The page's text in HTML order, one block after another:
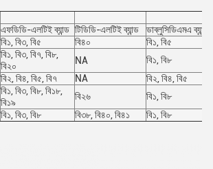
এফডিডি-এলটিই ব্যান্ড টিডিডি-এলটিই ব্যান্ড
ডাব্লুসিডিএমএ ব্যান্ড
বি১, বি৩, বি৫ বি৪০
বি১, বি৫
বি১, বি৩, বি৭, বি৮,
বি২০
NA
বি১, বি৮
বি২, বি৪, বি৫, বি৭ NA
বি২, বি৪, বি৫
বি১, বি৩, বি৮, বি১৮,
বি১৯
বি২৬
বি১, বি৮
বি১, বি৩, বি৮ বি৩৮, বি৪০, বি৪১ বি১, বি৮